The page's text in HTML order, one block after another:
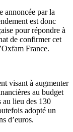
annoncée par la
est donc
pour répondre à
de confirmer cet
France.
visant à augmenter
au budget
au lieu des 130
adopté un
d’euros.